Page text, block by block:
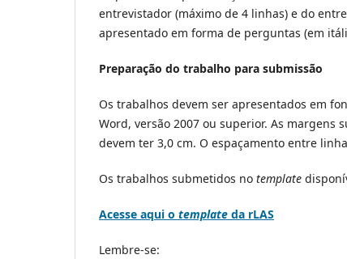
entrevistador (máximo de 4 linhas) e do
apresentado em forma de perguntas (em
Preparação do trabalho para submissão
Os trabalhos devem ser apresentados em
Word, versão 2007 ou superior. As
devem ter 3,0 cm. O espaçamento entre
Os trabalhos submetidos no template
Acesse aqui o template da rLAS
Lembre-se: